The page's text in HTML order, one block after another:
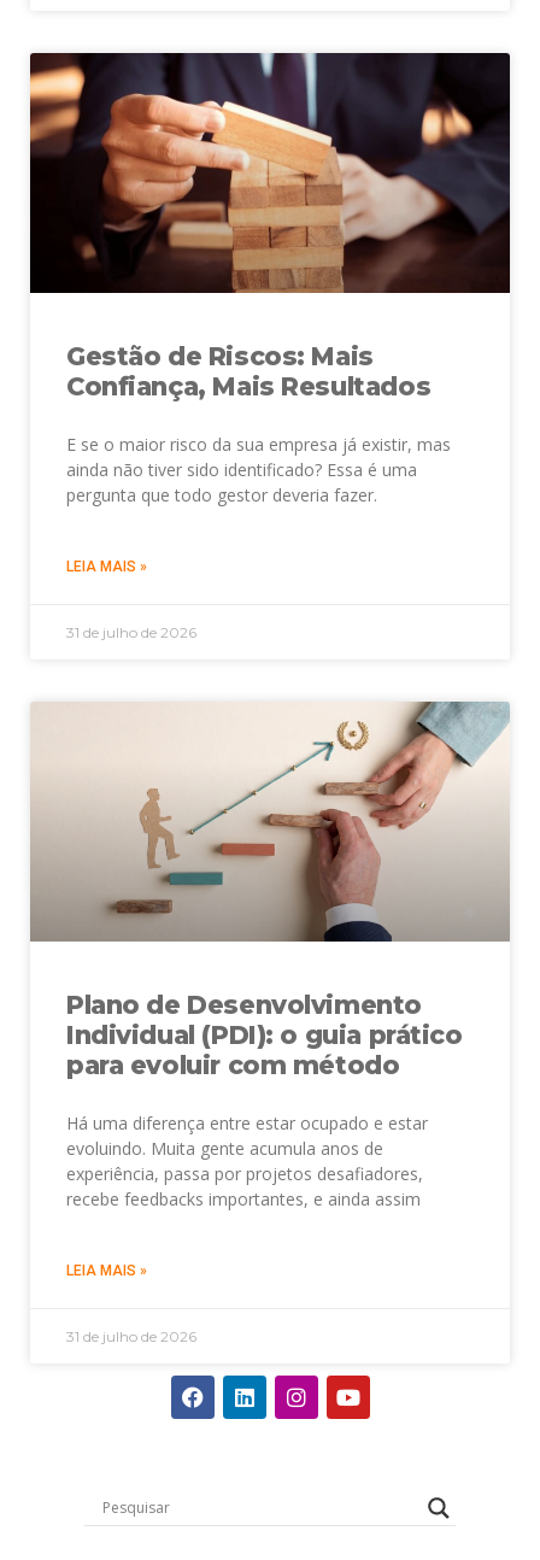
Gestão de Riscos: Mais
Confiança, Mais Resultados
E se o maior risco da sua empresa já existir, mas
ainda não tiver sido identificado? Essa é uma
pergunta que todo gestor deveria fazer.
LEIA MAIS »
31 de julho de 2026
Plano de Desenvolvimento
Individual (PDI): o guia prático
para evoluir com método
Há uma diferença entre estar ocupado e estar
evoluindo. Muita gente acumula anos de
experiência, passa por projetos desafiadores,
recebe feedbacks importantes, e ainda assim
LEIA MAIS »
31 de julho de 2026